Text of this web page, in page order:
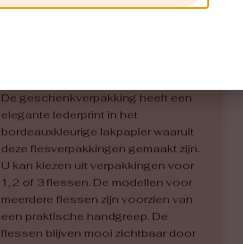
De geschenkverpakking heeft een
elegante lederprint in het
bordeauxkleurige lakpapier waaruit
deze flesverpakkingen gemaakt zijn.
U kan kiezen uit verpakkingen voor
1, 2 of 3 flessen. De modellen voor
meerdere flessen zijn voorzien van
een praktische handgreep. De
flessen blijven mooi zichtbaar door